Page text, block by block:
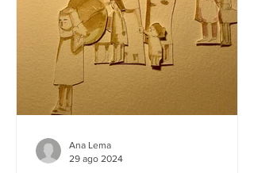
Ana Lema
29 ago 2024